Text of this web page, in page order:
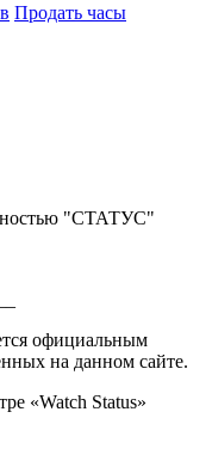
Продать часы
"СТАТУС"
официальным
на данном сайте.
«Watch Status»